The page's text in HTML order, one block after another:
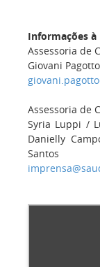
Informações à
Assessoria de
Giovani Pagotto
Assessoria de
Syria Luppi /
Danielly
Santos